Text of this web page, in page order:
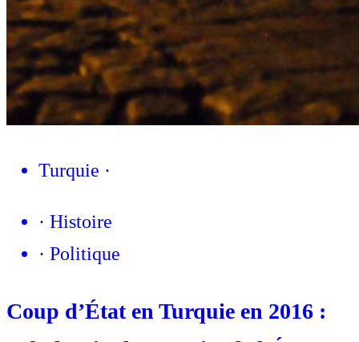
Turquie ·
· Histoire
· Politique
Coup d’État en Turquie en 2016 :